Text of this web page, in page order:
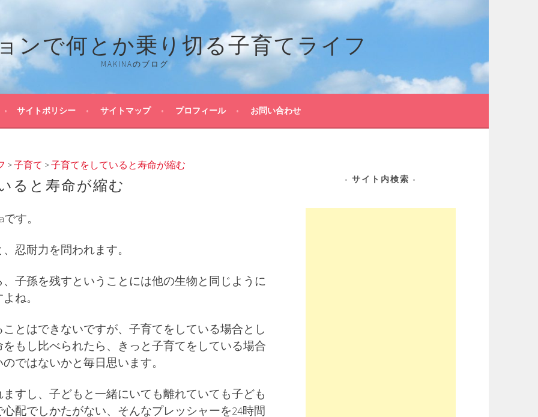
ンで何とか乗り切る子育てライフ
MAKINAのブログ
サイトポリシー サイトマップ プロフィール お問い合わせ
>子育て >子育てをしていると寿命が縮む
ると寿命が縮む
す。
忍耐力を問われます。
子孫を残すということには他の生物と同じように
ね。
とはできないですが、子育てをしている場合とし
もし比べられたら、きっと子育てをしている場合
ではないかと毎日思います。
すし、子どもと一緒にいても離れていても子ども
配でしかたがない、そんなプレッシャーを24時間
サイト内検索